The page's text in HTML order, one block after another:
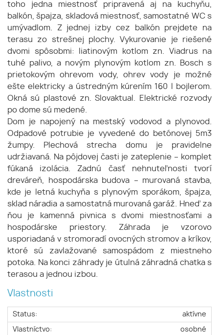
toho jedna miestnosť pripravená aj na kuchyňu,
balkón, špajza, skladová miestnosť, samostatné WC s
umývadlom. Z jednej izby cez balkón prejdete na
terasu zo strešnej plochy. Vykurovanie je riešené
dvomi spôsobmi: liatinovým kotlom zn. Viadrus na
tuhé palivo, a novým plynovým kotlom zn. Bosch s
prietokovým ohrevom vody, ohrev vody je možné
ešte elektricky a ústredným kúrením 160 l bojlerom.
Okná sú plastové zn. Slovaktual. Elektrické rozvody
po dome sú medené.
Dom je napojený na mestský vodovod a plynovod.
Odpadové potrubie je vyvedené do betónovej 5m3
žumpy. Plechová strecha domu je pravidelne
udržiavaná. Na pôjdovej časti je zateplenie – komplet
fúkaná izolácia. Zadnú časť nehnuteľnosti tvorí
dreváreň, hospodárska budova – murovaná stavba,
kde je letná kuchyňa s plynovým sporákom, špajza,
sklad náradia a samostatná murovaná garáž. Hneď za
ňou je kamenná pivnica s dvomi miestnosťami a
hospodárske priestory. Záhrada je vzorovo
usporiadaná v stromoradí ovocných stromov a kríkov,
ktoré sú zavlažované samospádom z miestneho
potoka. Na konci záhrady je útulná záhradná chatka s
terasou a jednou izbou.
Vlastnosti
Status: aktívne
Vlastníctvo: osobné